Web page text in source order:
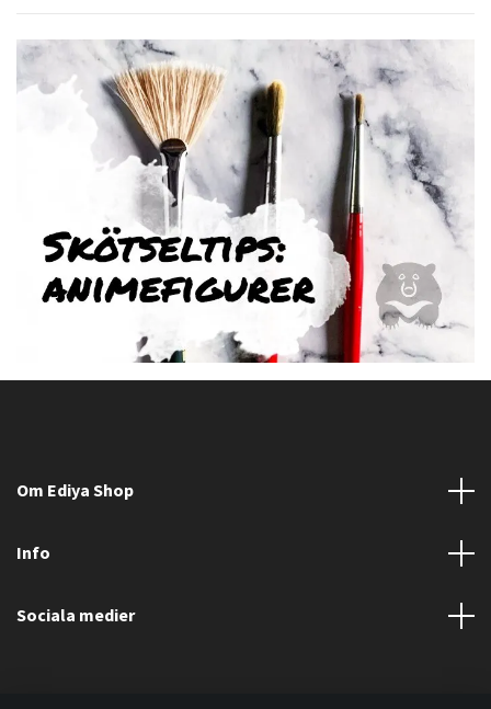
Om Ediya Shop
Info
Sociala medier